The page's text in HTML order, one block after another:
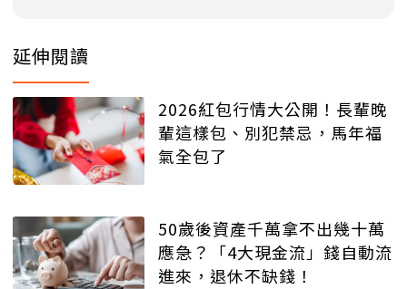
延伸閱讀
2026紅包行情大公開！長輩晚
輩這樣包、別犯禁忌，馬年福
氣全包了
50歲後資產千萬拿不出幾十萬
應急？「4大現金流」錢自動流
進來，退休不缺錢！